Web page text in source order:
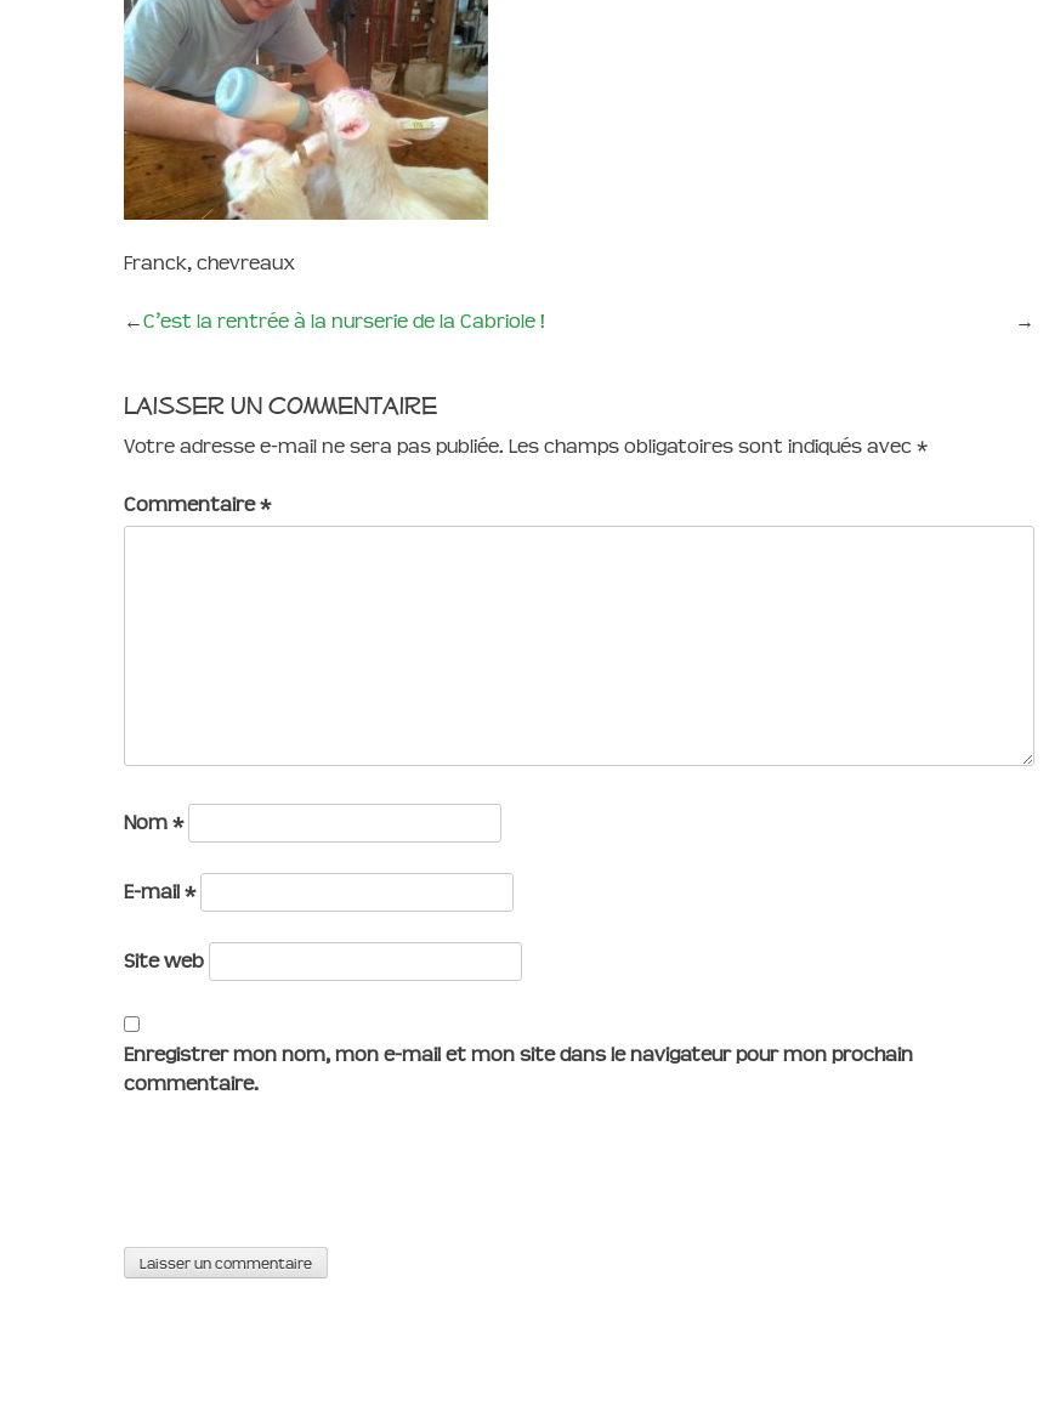
Franck, chevreaux
←C’est la rentrée à la nurserie de la Cabriole ! →
Laisser un commentaire
Votre adresse e-mail ne sera pas publiée. Les champs obligatoires sont indiqués avec *
Commentaire*
Nom *
E-mail *
Site web
Enregistrer mon nom, mon e-mail et mon site dans le navigateur pour mon prochain
commentaire.